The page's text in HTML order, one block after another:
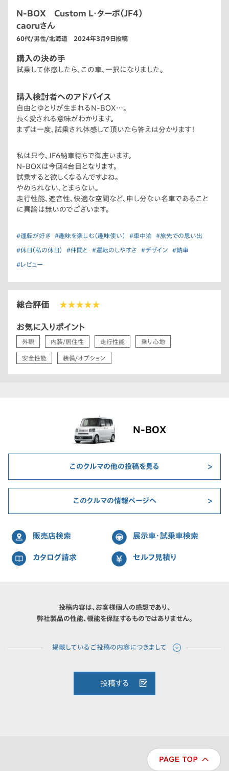
N-BOX Custom L・ターボ（JF4）
caoruさん
60代/男性/北海道 2024年3月9日投稿
購入の決め手
試乗して体感したら、この車、一択になりました。
購入検討者へのアドバイス
自由とゆとりが生まれるN-BOX…。
長く愛される意味がわかります。
まずは一度、試乗され体感して頂いたら答えは分かります！
私は只今、JF6納車待ちで御座います。
N-BOXは今回4台目となります。
試乗すると欲しくなるんですよね。
やめられない、とまらない。
走行性能、遮音性、快適な空間など、申し分ない名車であること
に異論は無いのでございます。
#運転が好き #趣味を楽しむ（趣味使い） #車中泊 #旅先での思い出
#休日（私の休日） #仲間と #運転のしやすさ #デザイン #納車
#レビュー
総合評価 ★★★★★
お気に入りポイント
外観 内装/居住性 走行性能 乗り心地
安全性能 装備/オプション
N-BOX
このクルマの他の投稿を見る
このクルマの情報ページへ
販売店検索 展示車・試乗車検索
カタログ請求 セルフ見積り
投稿内容は、お客様個人の感想であり、
弊社製品の性能、機能を保証するものではありません。
投稿する